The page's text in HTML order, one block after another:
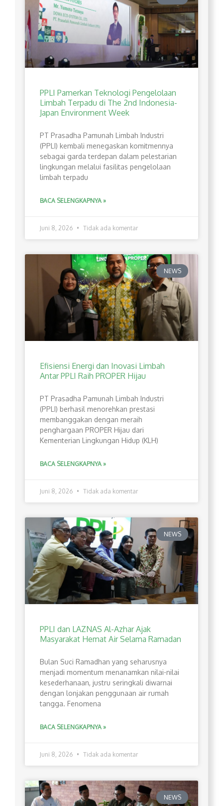
PPLI Pamerkan Teknologi Pengelolaan
Limbah Terpadu di The 2nd Indonesia-
Japan Environment Week
PT Prasadha Pamunah Limbah Industri
(PPLI) kembali menegaskan komitmennya
sebagai garda terdepan dalam pelestarian
lingkungan melalui fasilitas pengelolaan
limbah terpadu
BACA SELENGKAPNYA »
Juni 8, 2026 Tidak ada komentar
NEWS
Efisiensi Energi dan Inovasi Limbah
Antar PPLI Raih PROPER Hijau
PT Prasadha Pamunah Limbah Industri
(PPLI) berhasil menorehkan prestasi
membanggakan dengan meraih
penghargaan PROPER Hijau dari
Kementerian Lingkungan Hidup (KLH)
BACA SELENGKAPNYA »
Juni 8, 2026 Tidak ada komentar
NEWS
PPLI dan LAZNAS Al-Azhar Ajak
Masyarakat Hemat Air Selama Ramadan
Bulan Suci Ramadhan yang seharusnya
menjadi momentum menanamkan nilai-nilai
kesederhanaan, justru seringkali diwarnai
dengan lonjakan penggunaan air rumah
tangga. Fenomena
BACA SELENGKAPNYA »
Juni 8, 2026 Tidak ada komentar
NEWS